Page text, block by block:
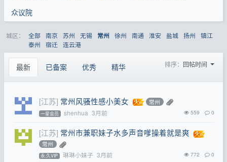
众议院
城区： 全部 南京 苏州 无锡 常州 徐州 南通 淮安 盐城 扬州
镇江
泰州
宿迁 连云港
最新 已备案 优秀 精华 排序： 回帖时间
[江苏] 常州风骚性感小美女 常州
一星会员 shenhua 3月前 559 0
[江苏] 常州市兼职妹子水多声音嗲操着就是爽
常州
永.久VIP 琳琳小妹子 3月前 772 0